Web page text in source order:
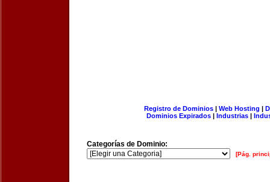
Registro de Dominios| Web Hosting |
Dominios Expirados | Industrias |
Categorías de Dominio:
[Pág.